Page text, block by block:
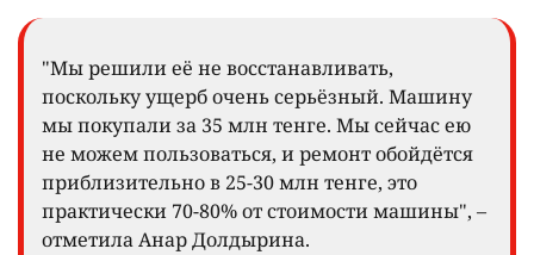
"Мы решили её не восстанавливать,
поскольку ущерб очень серьёзный. Машину
мы покупали за 35 млн тенге. Мы сейчас ею
не можем пользоваться, и ремонт обойдётся
приблизительно в 25-30 млн тенге, это
практически 70-80% от стоимости машины", –
отметила Анар Долдырина.